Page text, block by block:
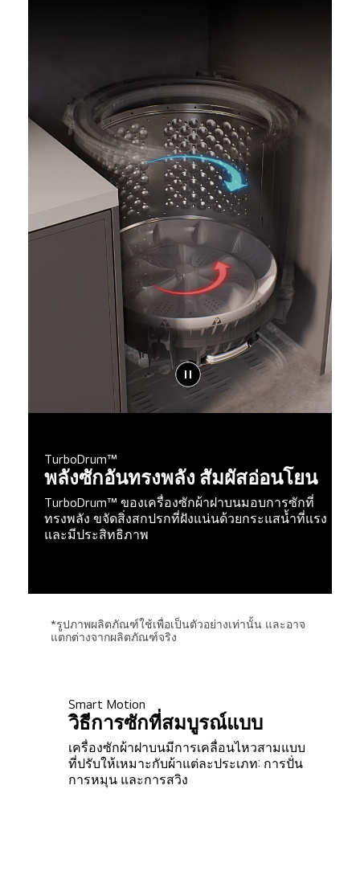
TurboDrum™
พลังซักอันทรงพลัง สัมผัสอ่อนโยน
TurboDrum™ ของเครื่องซักผ้าฝาบนมอบการซักที่
ทรงพลัง ขจัดสิ่งสกปรกที่ฝังแน่นด้วยกระแสน้ำที่แรง
และมีประสิทธิภาพ
*รูปภาพผลิตภัณฑ์ใช้เพื่อเป็นตัวอย่างเท่านั้น และอาจ
แตกต่างจากผลิตภัณฑ์จริง
Smart Motion
วิธีการซักที่สมบูรณ์แบบ
เครื่องซักผ้าฝาบนมีการเคลื่อนไหวสามแบบ
ที่ปรับให้เหมาะกับผ้าแต่ละประเภท: การปั่น
การหมุน และการสวิง